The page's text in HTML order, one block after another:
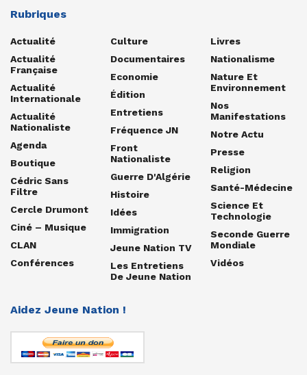
Rubriques
Actualité
Actualité
Française
Actualité
Internationale
Actualité
Nationaliste
Agenda
Boutique
Cédric Sans
Filtre
Cercle Drumont
Ciné – Musique
CLAN
Conférences
Culture
Documentaires
Economie
Édition
Entretiens
Fréquence JN
Front
Nationaliste
Guerre D'Algérie
Histoire
Idées
Immigration
Jeune Nation TV
Les Entretiens
De Jeune Nation
Livres
Nationalisme
Nature Et
Environnement
Nos
Manifestations
Notre Actu
Presse
Religion
Santé-Médecine
Science Et
Technologie
Seconde Guerre
Mondiale
Vidéos
Aidez Jeune Nation !